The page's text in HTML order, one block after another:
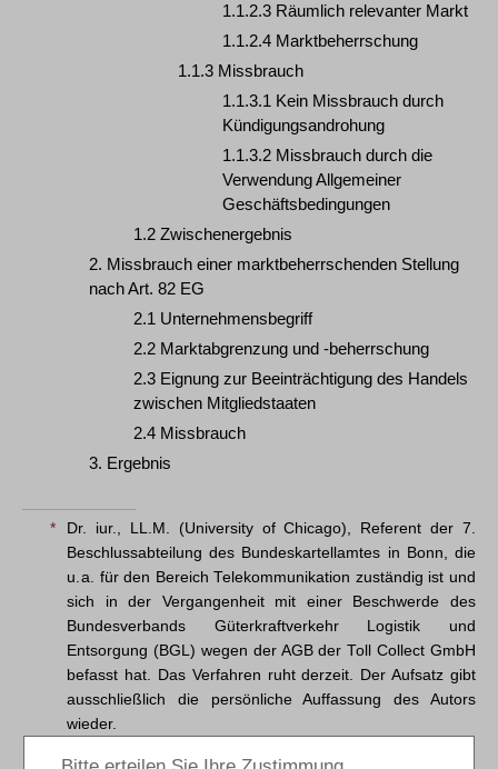
1.1.2.3 Räumlich relevanter Markt
1.1.2.4 Marktbeherrschung
1.1.3 Missbrauch
1.1.3.1 Kein Missbrauch durch
Kündigungsandrohung
1.1.3.2 Missbrauch durch die
Verwendung Allgemeiner
Geschäftsbedingungen
1.2 Zwischenergebnis
2. Missbrauch einer marktbeherrschenden Stellung
nach Art. 82 EG
2.1 Unternehmensbegriff
2.2 Marktabgrenzung und -beherrschung
2.3 Eignung zur Beeinträchtigung des Handels
zwischen Mitgliedstaaten
2.4 Missbrauch
3. Ergebnis
*
Dr. iur., LL.M. (University of Chicago), Referent der 7.
Beschlussabteilung des Bundeskartellamtes in Bonn, die
u. a. für den Bereich Telekommunikation zuständig ist und
sich in der Vergangenheit mit einer Beschwerde des
Bundesverbands Güterkraftverkehr Logistik und
Entsorgung (BGL) wegen der AGB der Toll Collect GmbH
befasst hat. Das Verfahren ruht derzeit. Der Aufsatz gibt
ausschließlich die persönliche Auffassung des Autors
wieder.